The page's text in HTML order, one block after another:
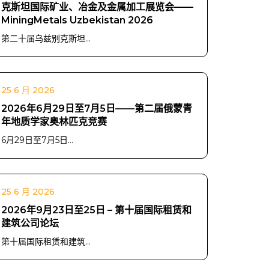
克斯坦国际矿业、冶金及金属加工展览会——
MiningMetals Uzbekistan 2026
第二十届乌兹别克斯坦...
25 6 月 2026
2026年6月29日至7月5日——第二届俄蒙青
年地质学家奥林匹克竞赛
6月29日至7月5日...
25 6 月 2026
2026年9月23日至25日 – 第十届国际租赁和
建筑公司论坛
第十届国际租赁和建筑...